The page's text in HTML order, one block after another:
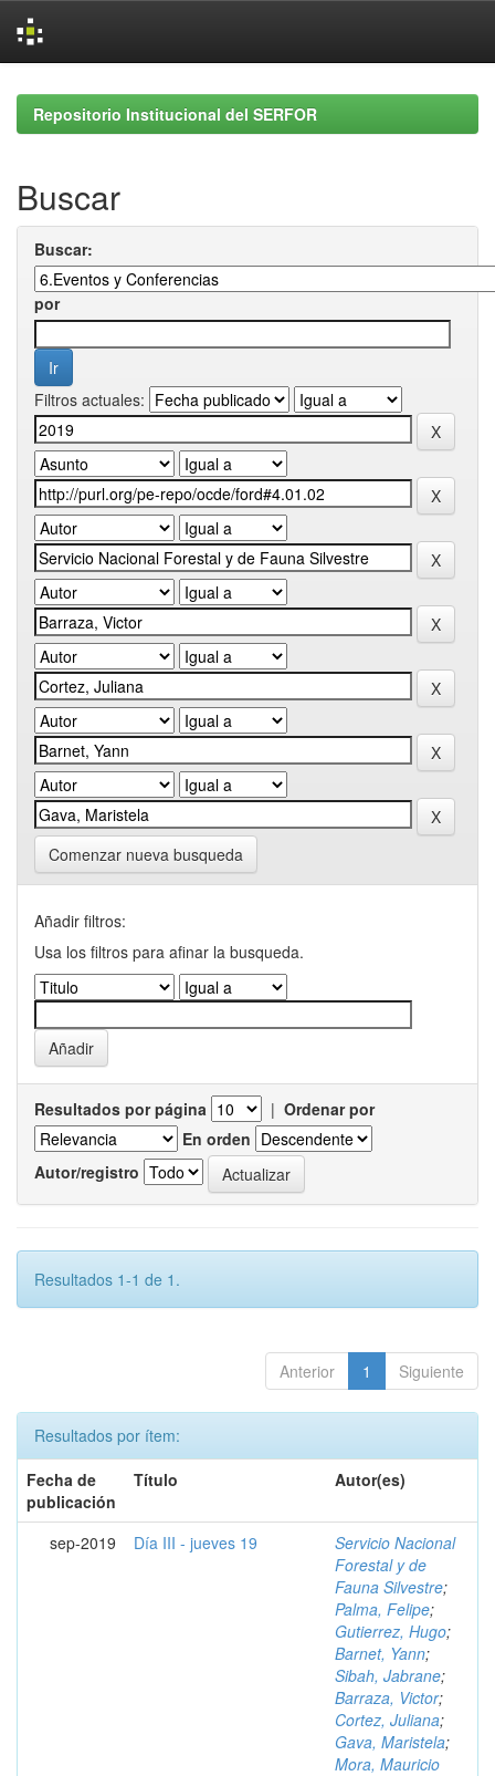
navigationRepositorio Institucional del SERFOR
Buscar
Buscar:
por
Filtros actuales:
Comenzar nueva busqueda
Añadir filtros:
Usa los filtros para afinar la busqueda.
Resultados por página | Ordenar por
En orden
Autor/registro
Resultados 1-1 de 1.
Anterior 1 Siguiente
Resultados por ítem:
Fecha de
publicación
Título Autor(es)
sep-2019 Día III - jueves 19
Servicio Nacional
Forestal y de
Fauna Silvestre;
Palma, Felipe;
Gutierrez, Hugo;
Barnet, Yann;
Sibah, Jabrane;
Barraza, Victor;
Cortez, Juliana;
Gava, Maristela;
Mora, Mauricio